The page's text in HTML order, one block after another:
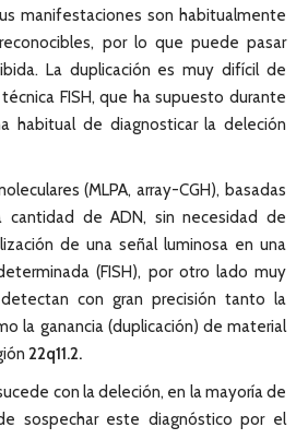
manifestaciones son habitualmente
por lo que puede pasar
La duplicación es muy difícil de
FISH, que ha supuesto durante
habitual de diagnosticar la deleción
(MLPA, array-CGH), basadas
de ADN, sin necesidad de
de una señal luminosa en una
(FISH), por otro lado muy
con gran precisión tanto la
la ganancia (duplicación) de material
22q11.2.
con la deleción, en la mayoría de
sospechar este diagnóstico por el